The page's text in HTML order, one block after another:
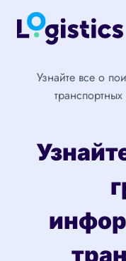
Перейти
Узнайте все о